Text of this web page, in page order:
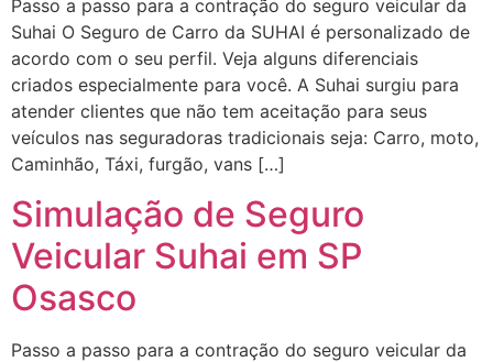
Passo a passo para a contração do seguro veicular da
Suhai O Seguro de Carro da SUHAI é personalizado de
acordo com o seu perfil. Veja alguns diferenciais
criados especialmente para você. A Suhai surgiu para
atender clientes que não tem aceitação para seus
veículos nas seguradoras tradicionais seja: Carro, moto,
Caminhão, Táxi, furgão, vans […]
Simulação de Seguro
Veicular Suhai em SP
Osasco
Passo a passo para a contração do seguro veicular da